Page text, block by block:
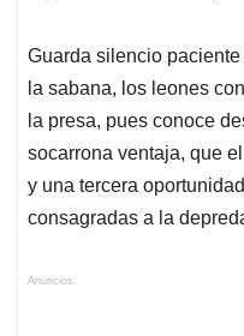
Guarda silencio
la sabana, los leones
la presa, pues conoce
socarrona ventaja, que
y una tercera
consagradas a la
Anuncios.